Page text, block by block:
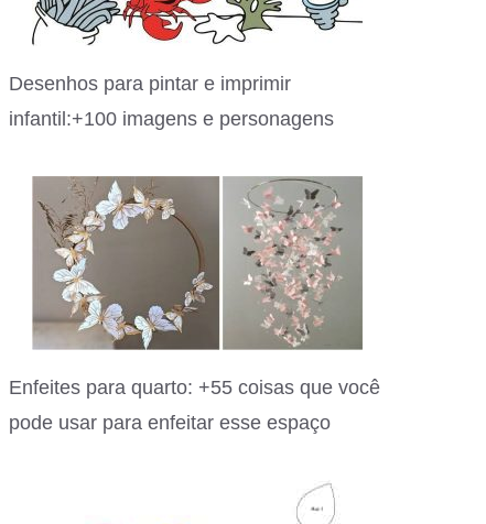
Desenhos para pintar e imprimir
infantil:+100 imagens e personagens
Enfeites para quarto: +55 coisas que você
pode usar para enfeitar esse espaço